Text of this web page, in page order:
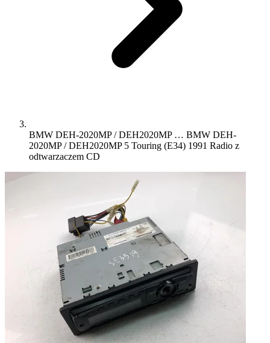
BMW DEH-2020MP / DEH2020MP … BMW DEH-
2020MP / DEH2020MP 5 Touring (E34) 1991 Radio z
odtwarzaczem CD